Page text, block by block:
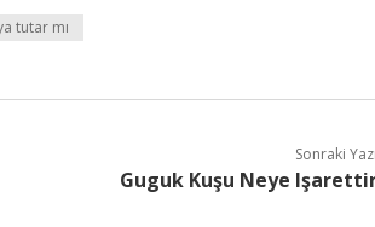
tutar mı
Sonraki Yazı
Guguk Kuşu Neye